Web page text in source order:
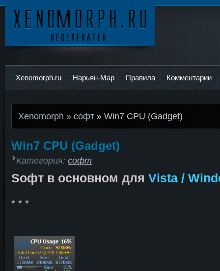
Xenomorph.ru Нарьян-Мар Правила Комментарии
Xenomorph » софт » Win7 CPU (Gadget)
Win7 CPU (Gadget)
Категория: софт
Sофт в основном для Vista /
* * *